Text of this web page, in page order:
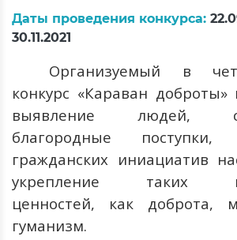
Даты проведения конкурса:
30.11.2021
Организуемый в
конкурс «Караван
выявление людей,
благородные поступки,
гражданских иниациатив
укрепление таких
ценностей, как доброта,
гуманизм.